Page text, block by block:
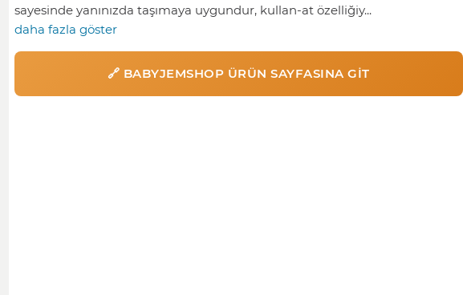
sayesinde yanınızda taşımaya uygundur, kullan-at özelliğiy...
daha fazla göster
🔗 BABYJEMSHOP ÜRÜN SAYFASINA GIT